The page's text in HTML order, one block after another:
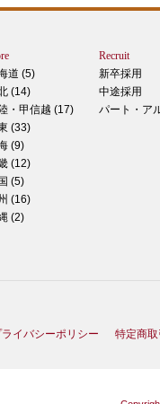
道 (5)
(14)
・甲信越 (17)
(33)
(9)
(12)
(5)
(16)
(2)
Recruit
新卒採用
中途採用
パート・ア
ライバシーポリシー 特定商